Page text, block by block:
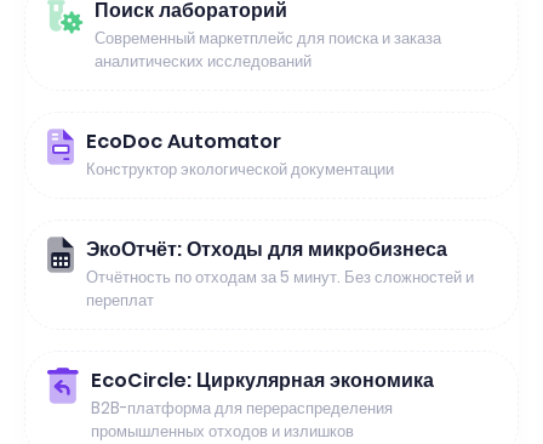
Поиск лабораторий
Современный маркетплейс для поиска и заказа
аналитических исследований
EcoDoc Automator
Конструктор экологической документации
ЭкоОтчёт: Отходы для микробизнеса
Отчётность по отходам за 5 минут. Без сложностей и
переплат
EcoCircle: Циркулярная экономика
B2B-платформа для перераспределения
промышленных отходов и излишков